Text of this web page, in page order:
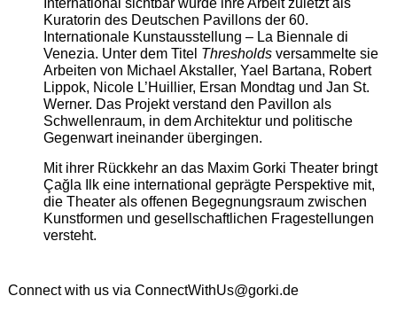
Kuratorin des Deutschen Pavillons der 60.
Internationale Kunstausstellung – La Biennale di
Venezia. Unter dem Titel Thresholdsversammelte sie
Arbeiten von Michael Akstaller, Yael Bartana, Robert
Lippok, Nicole L’Huillier, Ersan Mondtag und Jan St.
Werner. Das Projekt verstand den Pavillon als
Schwellenraum, in dem Architektur und politische
Gegenwart ineinander übergingen.
Mit ihrer Rückkehr an das Maxim Gorki Theater bringt
Çağla Ilk eine international geprägte Perspektive mit,
die Theater als offenen Begegnungsraum zwischen
Kunstformen und gesellschaftlichen Fragestellungen
versteht.
Connect with us via ConnectWithUs@gorki.de